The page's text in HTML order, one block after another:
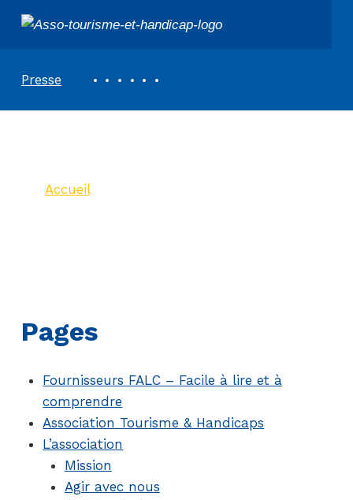
ASSOCIATION TOURISME ET HANDICAPS
Presse
Accueil>
Pages
Fournisseurs FALC – Facile à lire et à
comprendre
Association Tourisme & Handicaps
L’association
Mission
Agir avec nous